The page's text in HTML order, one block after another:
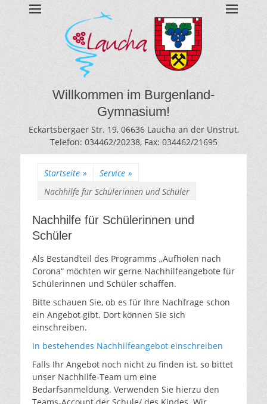
BURGENLAND-
GYMNASIUM
LAUCHA
Gymnasium des Burgenlandkreises / Sachsen-Anhalt
Willkommen im Burgenland-
Gymnasium!
Eckartsbergaer Str. 19, 06636 Laucha an der Unstrut,
Telefon: 034462/20238, Fax: 034462/21695
Startseite » Service »
Nachhilfe für Schülerinnen und Schüler
Nachhilfe für Schülerinnen und
Schüler
Als Bestandteil des Programms „Aufholen nach
Corona“ möchten wir gerne Nachhilfeangebote für
Schülerinnen und Schüler schaffen.
Bitte schauen Sie, ob es für Ihre Nachfrage schon
ein Angebot gibt. Dort können Sie sich
einschreiben.
In bestehendes Nachhilfeangebot einschreiben
Falls Ihr Angebot noch nicht zu finden ist, so bittet
unser Nachhilfe-Team um eine
Bedarfsanmeldung. Verwenden Sie hierzu den